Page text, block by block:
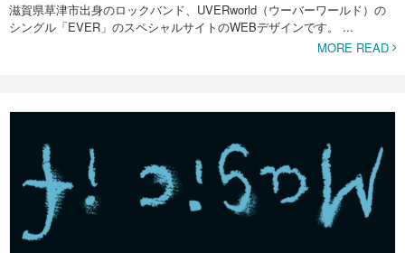
滋賀県草津市出身のロックバンド、UVERworld（ウーバーワールド）の
シングル「EVER」のスペシャルサイトのWEBデザインです。 ...
MORE READ